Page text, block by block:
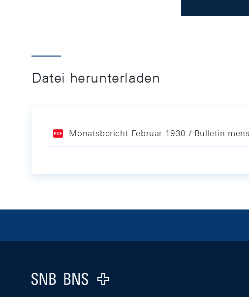
Datei herunterladen
Monatsbericht Februar 1930 / Bulletin
Logo